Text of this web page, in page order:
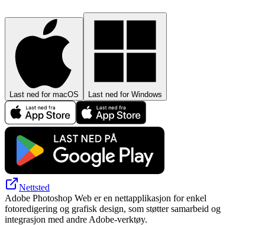
Last ned for macOS Last ned for Windows
Nettsted
Adobe Photoshop Web er en nettapplikasjon for enkel
fotoredigering og grafisk design, som støtter samarbeid og
integrasjon med andre Adobe-verktøy.